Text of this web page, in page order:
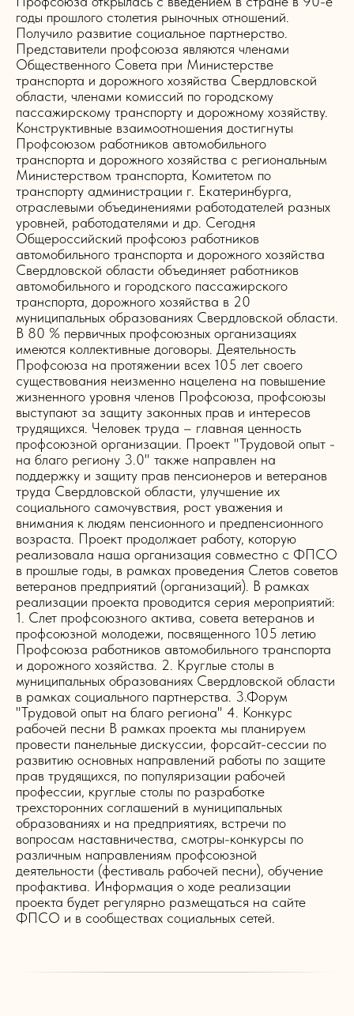
годы прошлого столетия рыночных отношений.
Получило развитие социальное партнерство.
Представители профсоюза являются членами
Общественного Совета при Министерстве
транспорта и дорожного хозяйства Свердловской
области, членами комиссий по городскому
пассажирскому транспорту и дорожному хозяйству.
Конструктивные взаимоотношения достигнуты
Профсоюзом работников автомобильного
транспорта и дорожного хозяйства с региональным
Министерством транспорта, Комитетом по
транспорту администрации г. Екатеринбурга,
отраслевыми объединениями работодателей разных
уровней, работодателями и др. Сегодня
Общероссийский профсоюз работников
автомобильного транспорта и дорожного хозяйства
Свердловской области объединяет работников
автомобильного и городского пассажирского
транспорта, дорожного хозяйства в 20
муниципальных образованиях Свердловской области.
В 80 % первичных профсоюзных организациях
имеются коллективные договоры. Деятельность
Профсоюза на протяжении всех 105 лет своего
существования неизменно нацелена на повышение
жизненного уровня членов Профсоюза, профсоюзы
выступают за защиту законных прав и интересов
трудящихся. Человек труда – главная ценность
профсоюзной организации. Проект "Трудовой опыт -
на благо региону 3.0" также направлен на
поддержку и защиту прав пенсионеров и ветеранов
труда Свердловской области, улучшение их
социального самочувствия, рост уважения и
внимания к людям пенсионного и предпенсионного
возраста. Проект продолжает работу, которую
реализовала наша организация совместно с ФПСО
в прошлые годы, в рамках проведения Слетов советов
ветеранов предприятий (организаций). В рамках
реализации проекта проводится серия мероприятий:
1. Слет профсоюзного актива, совета ветеранов и
профсоюзной молодежи, посвященного 105 летию
Профсоюза работников автомобильного транспорта
и дорожного хозяйства. 2. Круглые столы в
муниципальных образованиях Свердловской области
в рамках социального партнерства. 3.Форум
"Трудовой опыт на благо региона" 4. Конкурс
рабочей песни В рамках проекта мы планируем
провести панельные дискуссии, форсайт-сессии по
развитию основных направлений работы по защите
прав трудящихся, по популяризации рабочей
профессии, круглые столы по разработке
трехсторонних соглашений в муниципальных
образованиях и на предприятиях, встречи по
вопросам наставничества, смотры-конкурсы по
различным направлениям профсоюзной
деятельности (фестиваль рабочей песни), обучение
профактива. Информация о ходе реализации
проекта будет регулярно размещаться на сайте
ФПСО и в сообществах социальных сетей.